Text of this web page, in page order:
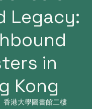
Legacy:
in
Kong
香港大學圖書館二樓